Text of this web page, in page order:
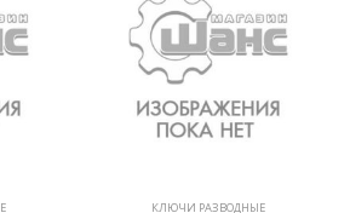
КЛЮЧИ РАЗВОДНЫЕ